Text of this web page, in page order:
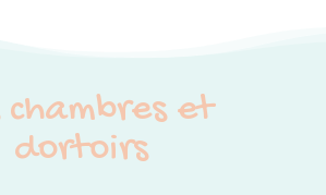
chambres et
dortoirs